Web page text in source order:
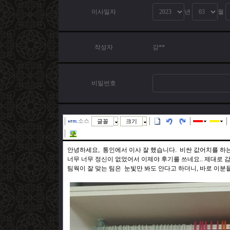
이사일자 년 월
작성자 강**
비밀번호
소스 글꼴 크기